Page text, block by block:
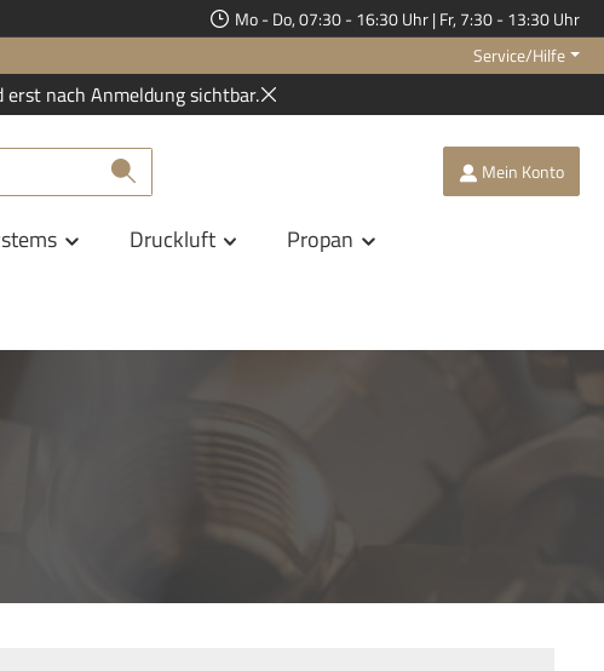
Mo - Do, 07:30 - 16:30 Uhr | Fr, 7:30 - 13:30 Uhr
Service/Hilfe
nach Anmeldung sichtbar.
Mein Konto
Druckluft
Propan